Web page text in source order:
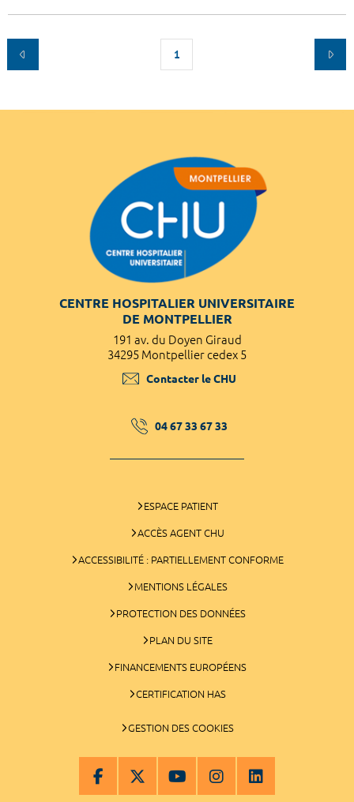
1
CENTRE HOSPITALIER UNIVERSITAIRE
DE MONTPELLIER
191 av. du Doyen Giraud
34295 Montpellier cedex 5
Contacter le CHU
04 67 33 67 33
ESPACE PATIENT
ACCÈS AGENT CHU
ACCESSIBILITÉ : PARTIELLEMENT CONFORME
MENTIONS LÉGALES
PROTECTION DES DONNÉES
PLAN DU SITE
FINANCEMENTS EUROPÉENS
CERTIFICATION HAS
GESTION DES COOKIES